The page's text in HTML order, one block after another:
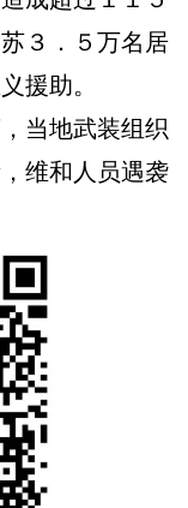
３．５万名居
援助。
当地武装组织
维和人员遇袭